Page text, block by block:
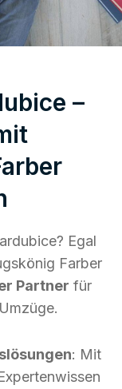
–
Egal
Farber
Partner für
: Mit